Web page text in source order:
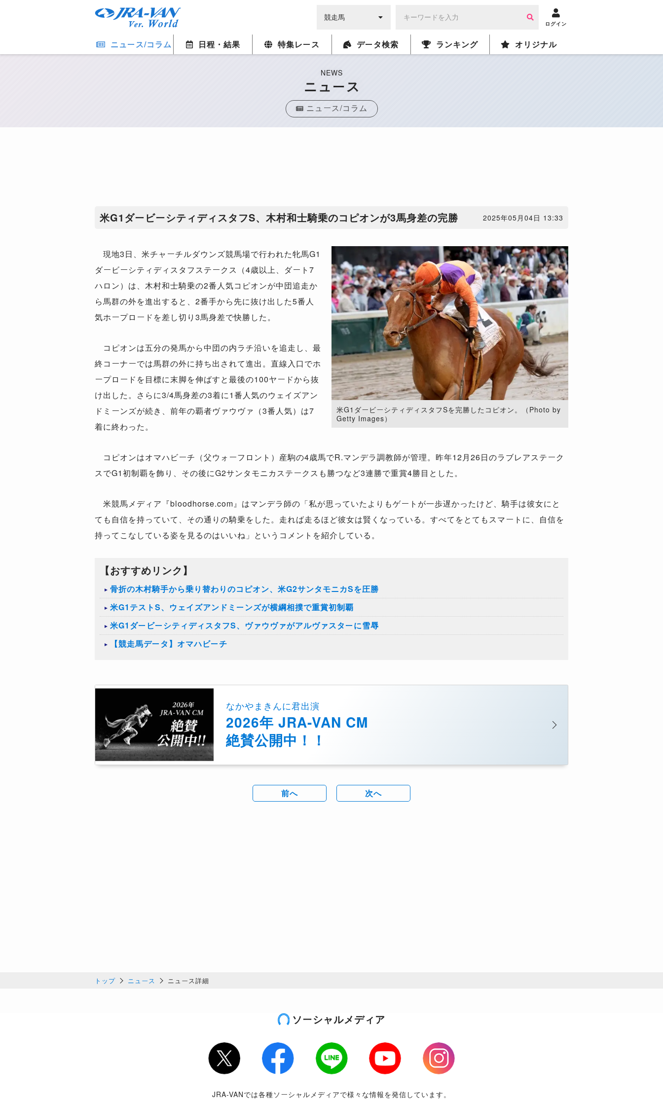
ログイン
ニュース/コラム 日程・結果 特集レース データ検索 ランキング オリジナル
NEWS
ニュース
ニュース/コラム
米G1ダービーシティディスタフS、木村和士騎乗のコピオンが3馬身差の完勝 2025年05月04日 13:33
米G1ダービーシティディスタフSを完勝したコピオン。（Photo by
Getty Images）
現地3日、米チャーチルダウンズ競馬場で行われた牝馬G1
ダービーシティディスタフステークス（4歳以上、ダート7
ハロン）は、木村和士騎乗の2番人気コピオンが中団追走か
ら馬群の外を進出すると、2番手から先に抜け出した5番人
気ホープロードを差し切り3馬身差で快勝した。
コピオンは五分の発馬から中団の内ラチ沿いを追走し、最
終コーナーでは馬群の外に持ち出されて進出。直線入口でホ
ープロードを目標に末脚を伸ばすと最後の100ヤードから抜
け出した。さらに3/4馬身差の3着に1番人気のウェイズアン
ドミーンズが続き、前年の覇者ヴァウヴァ（3番人気）は7
着に終わった。
コピオンはオマハビーチ（父ウォーフロント）産駒の4歳馬でR.マンデラ調教師が管理。昨年12月26日のラブレアステーク
スでG1初制覇を飾り、その後にG2サンタモニカステークスも勝つなど3連勝で重賞4勝目とした。
米競馬メディア『bloodhorse.com』はマンデラ師の「私が思っていたよりもゲートが一歩遅かったけど、騎手は彼女にと
ても自信を持っていて、その通りの騎乗をした。走れば走るほど彼女は賢くなっている。すべてをとてもスマートに、自信を
持ってこなしている姿を見るのはいいね」というコメントを紹介している。
【おすすめリンク】
骨折の木村騎手から乗り替わりのコピオン、米G2サンタモニカSを圧勝
米G1テストS、ウェイズアンドミーンズが横綱相撲で重賞初制覇
米G1ダービーシティディスタフS、ヴァウヴァがアルヴァスターに雪辱
【競走馬データ】オマハビーチ
なかやまきんに君出演
2026年 JRA-VAN CM
絶賛公開中！！
前へ 次へ
トップ ニュース ニュース詳細
ソーシャルメディア
Twitter Facebook LINE Youtube
Instagram
JRA-VANでは各種ソーシャルメディアで様々な情報を発信しています。